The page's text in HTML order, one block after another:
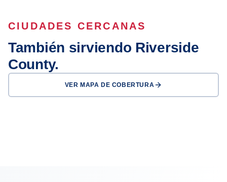
CIUDADES CERCANAS
También sirviendo Riverside
County.
VER MAPA DE COBERTURA